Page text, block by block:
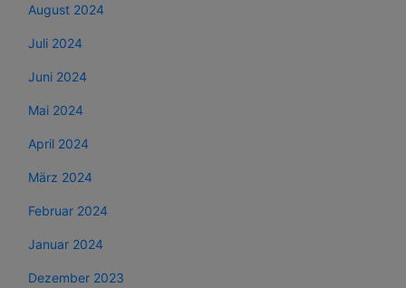
August 2024
Juli 2024
Juni 2024
Mai 2024
April 2024
März 2024
Februar 2024
Januar 2024
Dezember 2023